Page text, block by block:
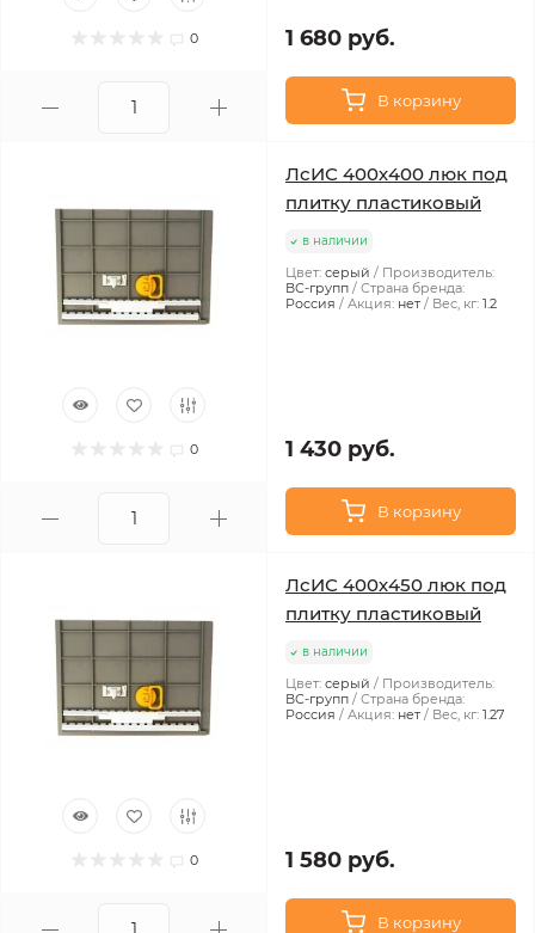
0 1 680 руб.
В корзину
0
ЛсИС 400х400 люк под
плитку пластиковый
в наличии
Цвет: серый
Производитель:
ВС-групп
Страна бренда:
Россия
Акция: нет Вес, кг: 1.2
1 430 руб.
В корзину
0
ЛсИС 400х450 люк под
плитку пластиковый
в наличии
Цвет: серый
Производитель:
ВС-групп
Страна бренда:
Россия
Акция: нет Вес, кг: 1.27
1 580 руб.
В корзину